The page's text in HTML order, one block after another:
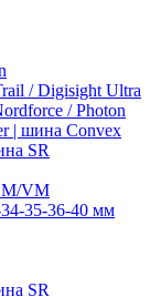
/ Digisight Ultra
/ Photon
| шина Convex
SR
VM
35-36-40 мм
SR